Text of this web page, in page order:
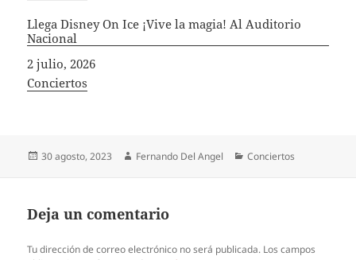
Llega Disney On Ice ¡Vive la magia! Al Auditorio
Nacional
Fecha
2 julio, 2026
In relation to
Conciertos
Publicado
30 agosto, 2023 Autor
Fernando Del Angel Categorías
Conciertos
Deja un comentario
Tu dirección de correo electrónico no será publicada. Los campos